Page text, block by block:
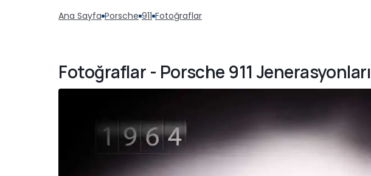
Ana Sayfa Porsche 911 Fotoğraflar
Fotoğraflar - Porsche 911 Jenerasyonları